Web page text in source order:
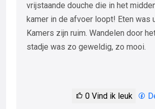
vrijstaande douche die in het
kamer in de afvoer loopt! Eten was
Kamers zijn ruim. Wandelen door
stadje was zo geweldig, zo mooi.
0 Vind ik leuk